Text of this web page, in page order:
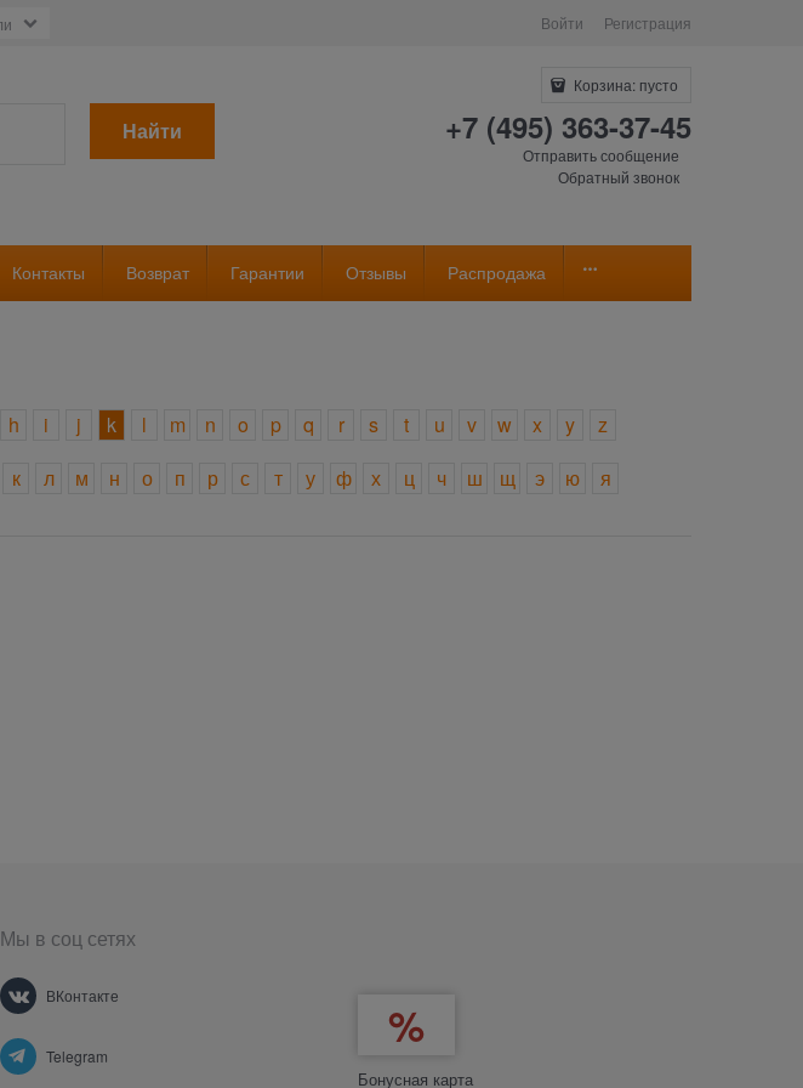
Войти Регистрация
Найти
Корзина: пусто
+7 (495) 363-37-45
Отправить сообщение
Обратный звонок
Контакты Возврат Гарантии Отзывы Распродажа
h i j k l m n o p q r s t u v w x y
z
к л м н о п р с т у ф х ц ч ш щ э ю я
Мы в соц сетях
ВКонтакте
Telegram
Бонусная карта